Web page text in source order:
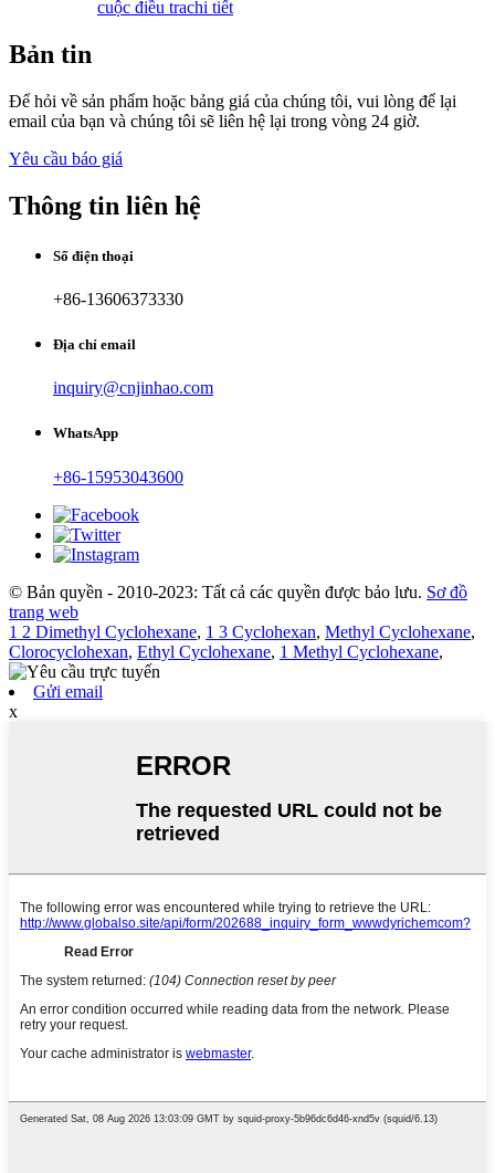
cuộc điều trachi tiết
Bản tin
Để hỏi về sản phẩm hoặc bảng giá của chúng tôi, vui lòng để lại
email của bạn và chúng tôi sẽ liên hệ lại trong vòng 24 giờ.
Yêu cầu báo giá
Thông tin liên hệ
Số điện thoại
+86-13606373330
Địa chỉ email
inquiry@cnjinhao.com
WhatsApp
+86-15953043600
© Bản quyền - 2010-2023: Tất cả các quyền được bảo lưu. Sơ đồ
trang web
1 2 Dimethyl Cyclohexane, 1 3 Cyclohexan, Methyl Cyclohexane,
Clorocyclohexan, Ethyl Cyclohexane, 1 Methyl Cyclohexane,
Gửi email
x